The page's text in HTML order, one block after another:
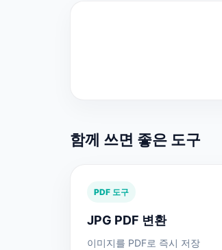
함께 쓰면 좋은 도구
PDF 도구
JPG PDF 변환
이미지를 PDF로 즉시 저장